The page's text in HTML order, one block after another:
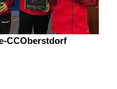
CCOberstdorf